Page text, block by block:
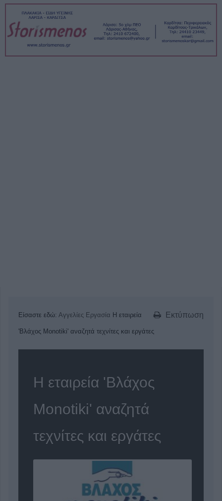
Εκτύπωση
Είσαστε εδώ: Αγγελίες Εργασία Η εταιρεία
'Βλάχος Monotiki' αναζητά τεχνίτες και εργάτες
Η εταιρεία 'Βλάχος
Monotiki' αναζητά
τεχνίτες και εργάτες